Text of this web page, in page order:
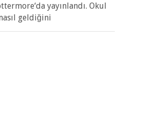
yayınlandı. Okul
geldiğini